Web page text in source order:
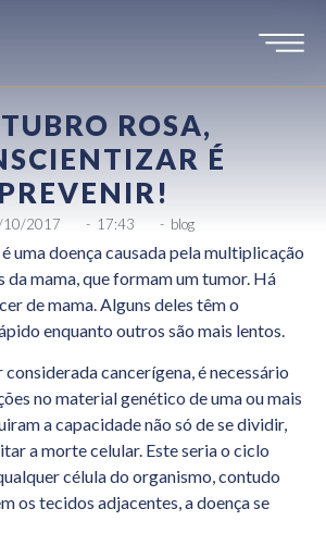
ROSA,
É
PREVENIR!
2017 - 17:43 - blog
uma doença causada pela multiplicação
da mama, que formam um tumor. Há
de mama. Alguns deles têm o
enquanto outros são mais lentos.
considerada cancerígena, é necessário
no material genético de uma ou mais
a capacidade não só de se dividir,
a morte celular. Este seria o ciclo
célula do organismo, contudo
os tecidos adjacentes, a doença se